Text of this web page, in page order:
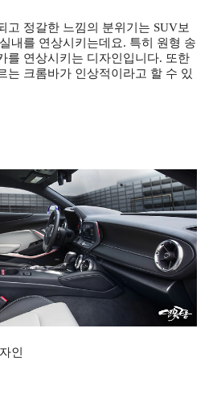
고 정갈한 느낌의 분위기는 SUV보
내를 연상시키는데요. 특히 원형 송
를 연상시키는 디자인입니다. 또한
는 크롬바가 인상적이라고 할 수 있
인